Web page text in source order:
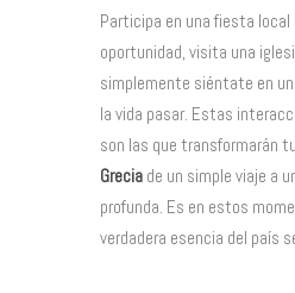
Participa en una fiesta
oportunidad, visita una
simplemente siéntate en
la vida pasar. Estas
son las que transformarán
Grecia de un simple viaje a
profunda. Es en estos
verdadera esencia del país